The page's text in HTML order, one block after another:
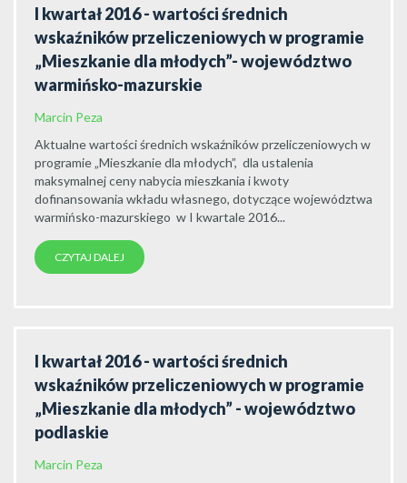
I kwartał 2016 - wartości średnich
wskaźników przeliczeniowych w programie
„Mieszkanie dla młodych”- województwo
warmińsko-mazurskie
Marcin Peza
Aktualne wartości średnich wskaźników przeliczeniowych w
programie „Mieszkanie dla młodych”, dla ustalenia
maksymalnej ceny nabycia mieszkania i kwoty
dofinansowania wkładu własnego, dotyczące województwa
warmińsko-mazurskiego w I kwartale 2016...
CZYTAJ DALEJ
I kwartał 2016 - wartości średnich
wskaźników przeliczeniowych w programie
„Mieszkanie dla młodych” - województwo
podlaskie
Marcin Peza